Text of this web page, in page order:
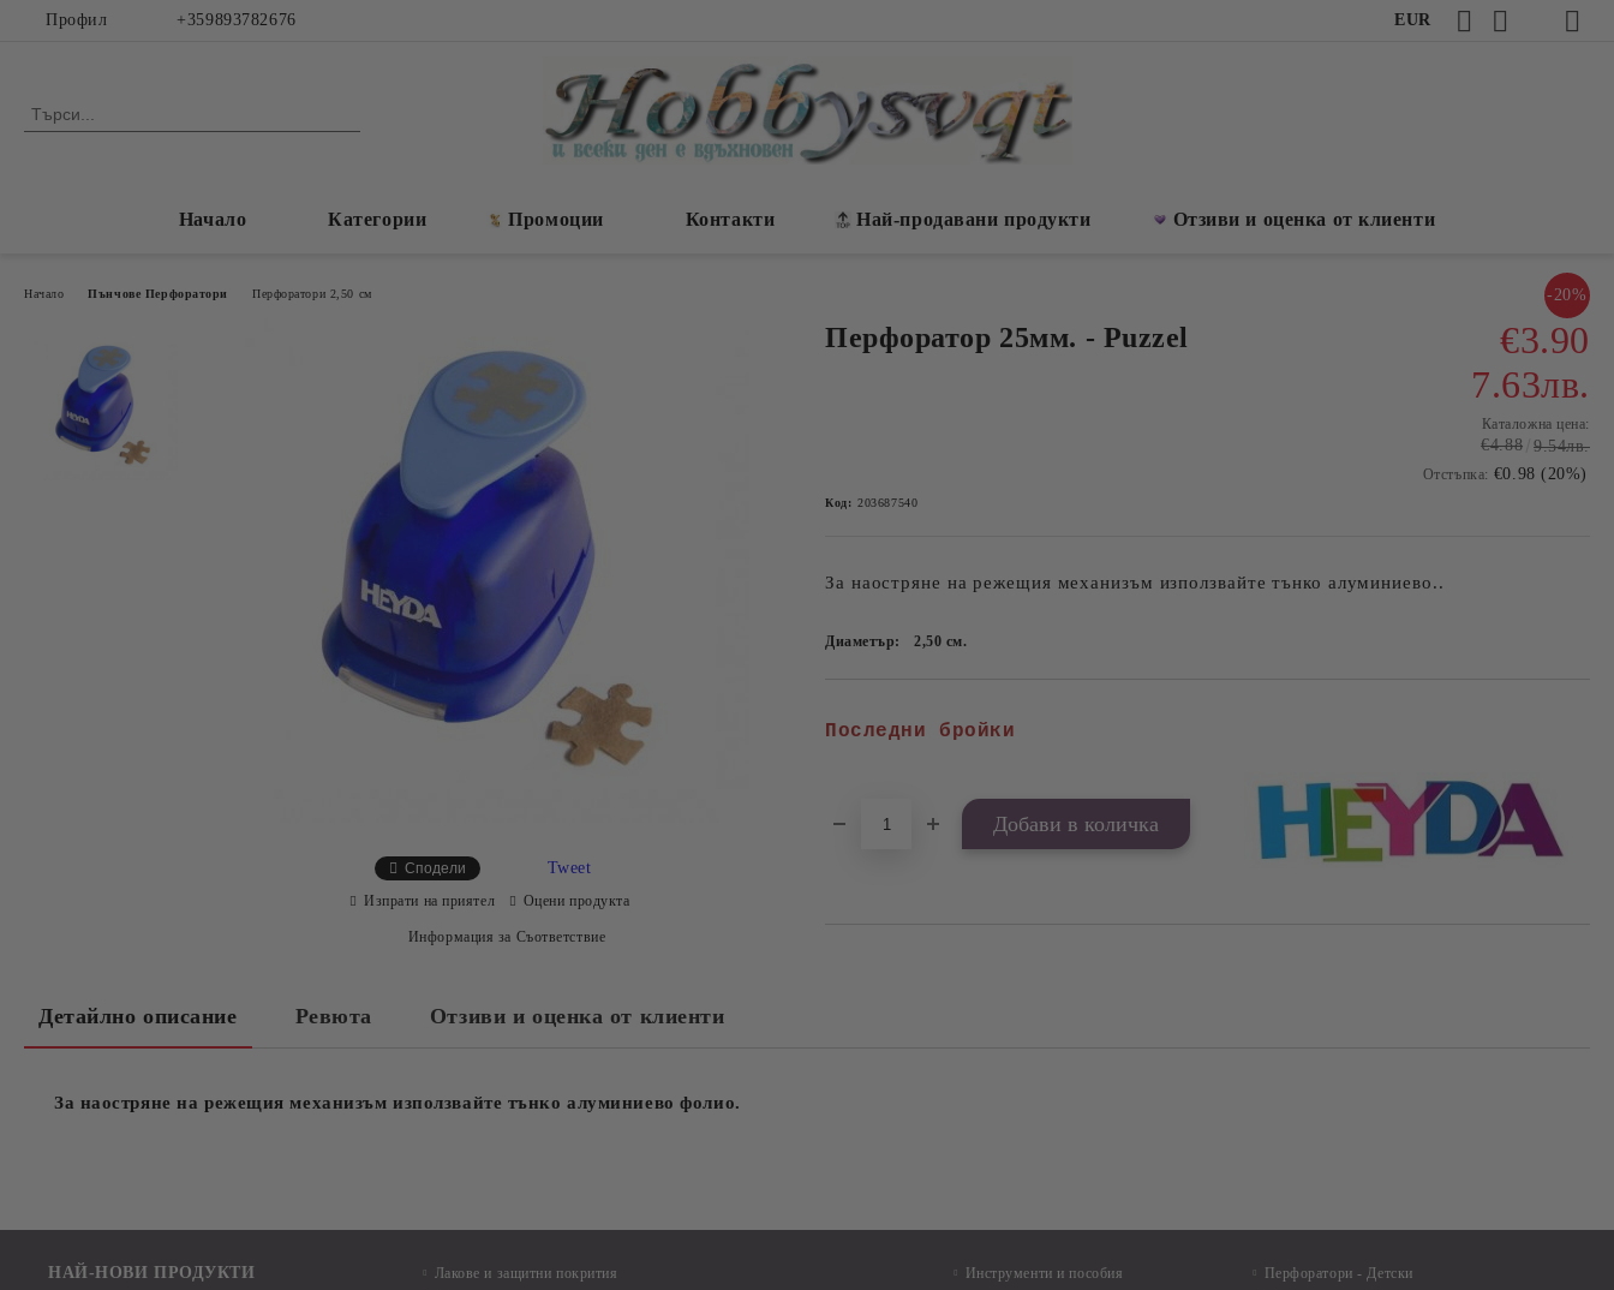
Профил +359893782676 EUR
Начало Категории Промоции Контакти Най-продавани продукти Отзиви и оценка от клиенти
Начало Пънчове Перфоратори Перфоратори 2,50 см
Перфоратор 25мм. - Puzzel
-20%
€3.90
7.63лв.
Каталожна цена:
€4.88 9.54лв.
Отстъпка: €0.98 (20%)
Код: 203687540
За наостряне на режещия механизъм използвайте тънко алуминиево..
Диаметър: 2,50 см.
Последни бройки
Сподели Tweet
Изпрати на приятел Оцени продукта
Информация за Съответствие
Детайлно описание Ревюта Отзиви и оценка от клиенти
За наостряне на режещия механизъм използвайте тънко алуминиево фолио.
НАЙ-НОВИ ПРОДУКТИ
Лакове и защитни покрития
Инструменти и пособия
Перфоратори - Детски